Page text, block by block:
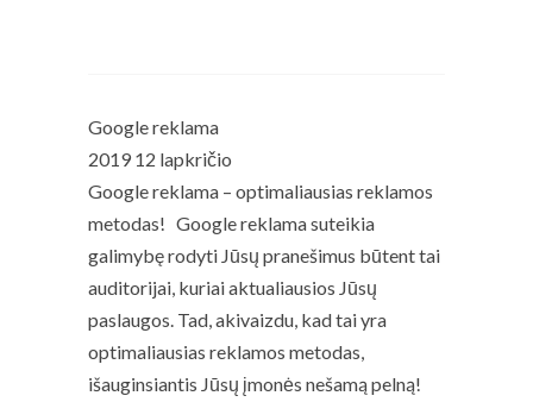
Google reklama
2019 12 lapkričio
Google reklama – optimaliausias reklamos
metodas! Google reklama suteikia
galimybę rodyti Jūsų pranešimus būtent tai
auditorijai, kuriai aktualiausios Jūsų
paslaugos. Tad, akivaizdu, kad tai yra
optimaliausias reklamos metodas,
išauginsiantis Jūsų įmonės nešamą pelną!